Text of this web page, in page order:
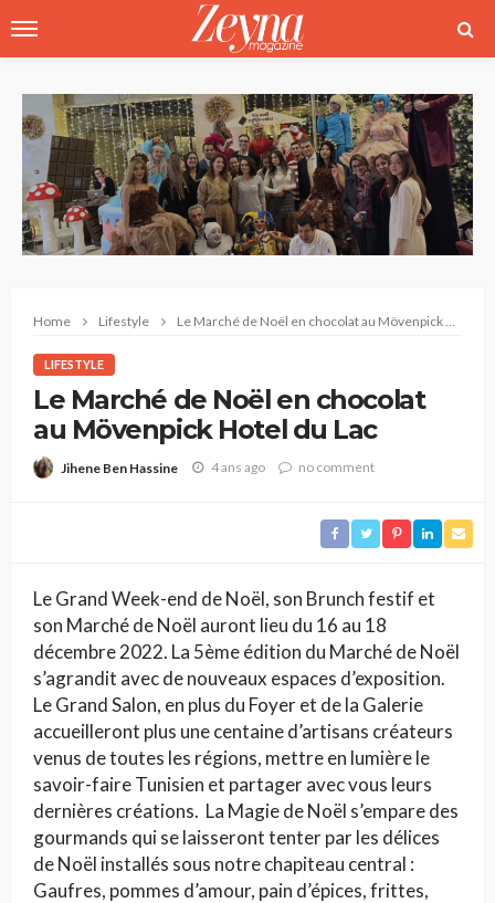
Home Lifestyle Le Marché de Noël en chocolat au Mövenpick Hotel du Lac
LIFESTYLE
Le Marché de Noël en chocolat
au Mövenpick Hotel du Lac
Jihene Ben Hassine 4 ans ago no comment
Le Grand Week-end de Noël, son Brunch festif et
son Marché de Noël auront lieu du 16 au 18
décembre 2022. La 5ème édition du Marché de Noël
s’agrandit avec de nouveaux espaces d’exposition.
Le Grand Salon, en plus du Foyer et de la Galerie
accueilleront plus une centaine d’artisans créateurs
venus de toutes les régions, mettre en lumière le
savoir-faire Tunisien et partager avec vous leurs
dernières créations. La Magie de Noël s’empare des
gourmands qui se laisseront tenter par les délices
de Noël installés sous notre chapiteau central :
Gaufres, pommes d’amour, pain d’épices, frittes,